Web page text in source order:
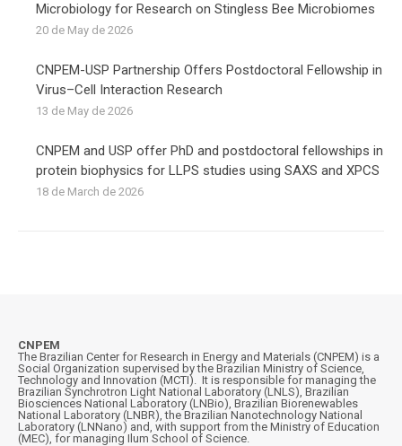
Microbiology for Research on Stingless Bee Microbiomes
20 de May de 2026
CNPEM-USP Partnership Offers Postdoctoral Fellowship in
Virus–Cell Interaction Research
13 de May de 2026
CNPEM and USP offer PhD and postdoctoral fellowships in
protein biophysics for LLPS studies using SAXS and XPCS
18 de March de 2026
CNPEM
The Brazilian Center for Research in Energy and Materials (CNPEM) is a
Social Organization supervised by the Brazilian Ministry of Science,
Technology and Innovation (MCTI). It is responsible for managing the
Brazilian Synchrotron Light National Laboratory (LNLS), Brazilian
Biosciences National Laboratory (LNBio), Brazilian Biorenewables
National Laboratory (LNBR), the Brazilian Nanotechnology National
Laboratory (LNNano) and, with support from the Ministry of Education
(MEC), for managing Ilum School of Science.